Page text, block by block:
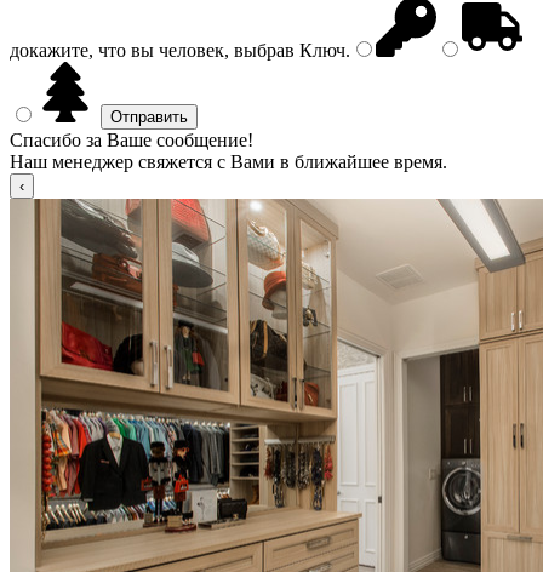
докажите, что вы человек, выбрав Ключ.
Спасибо за Ваше сообщение!
Наш менеджер свяжется с Вами в ближайшее время.